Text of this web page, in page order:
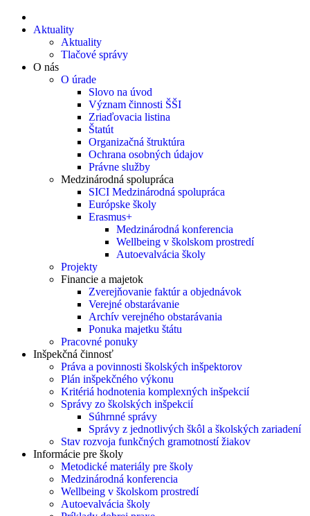
Aktuality
Aktuality
Tlačové správy
O nás
O úrade
Slovo na úvod
Význam činnosti ŠŠI
Zriaďovacia listina
Štatút
Organizačná štruktúra
Ochrana osobných údajov
Právne služby
Medzinárodná spolupráca
SICI Medzinárodná spolupráca
Európske školy
Erasmus+
Medzinárodná konferencia
Wellbeing v školskom prostredí
Autoevalvácia školy
Projekty
Financie a majetok
Zverejňovanie faktúr a objednávok
Verejné obstarávanie
Archív verejného obstarávania
Ponuka majetku štátu
Pracovné ponuky
Inšpekčná činnosť
Práva a povinnosti školských inšpektorov
Plán inšpekčného výkonu
Kritériá hodnotenia komplexných inšpekcií
Správy zo školských inšpekcií
Súhrnné správy
Správy z jednotlivých škôl a školských zariadení
Stav rozvoja funkčných gramotností žiakov
Informácie pre školy
Metodické materiály pre školy
Medzinárodná konferencia
Wellbeing v školskom prostredí
Autoevalvácia školy